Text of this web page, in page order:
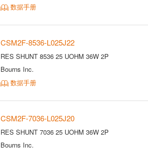
数据手册
CSM2F-8536-L025J22
RES SHUNT 8536 25 UOHM 36W 2P
Bourns Inc.
数据手册
CSM2F-7036-L025J20
RES SHUNT 7036 25 UOHM 36W 2P
Bourns Inc.